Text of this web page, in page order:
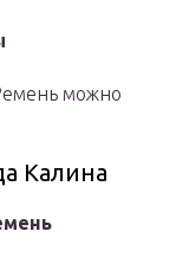
можно
Калина